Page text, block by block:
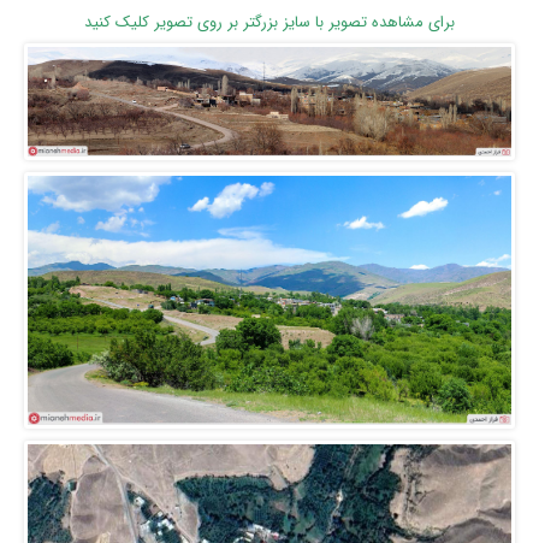
برای مشاهده تصویر با سایز بزرگتر بر روی تصویر کلیک کنید